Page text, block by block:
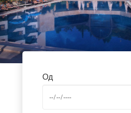
Од